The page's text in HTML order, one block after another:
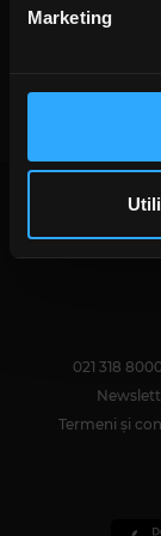
anunțurile,
a analiza
privire la
pot combina
în urma folosirii
continuați să
Marketing
021 318 8000
Termeni și